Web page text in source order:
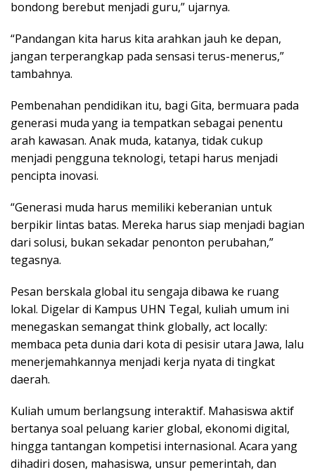
bondong berebut menjadi guru,” ujarnya.
“Pandangan kita harus kita arahkan jauh ke depan,
jangan terperangkap pada sensasi terus-menerus,”
tambahnya.
Pembenahan pendidikan itu, bagi Gita, bermuara pada
generasi muda yang ia tempatkan sebagai penentu
arah kawasan. Anak muda, katanya, tidak cukup
menjadi pengguna teknologi, tetapi harus menjadi
pencipta inovasi.
“Generasi muda harus memiliki keberanian untuk
berpikir lintas batas. Mereka harus siap menjadi bagian
dari solusi, bukan sekadar penonton perubahan,”
tegasnya.
Pesan berskala global itu sengaja dibawa ke ruang
lokal. Digelar di Kampus UHN Tegal, kuliah umum ini
menegaskan semangat think globally, act locally:
membaca peta dunia dari kota di pesisir utara Jawa, lalu
menerjemahkannya menjadi kerja nyata di tingkat
daerah.
Kuliah umum berlangsung interaktif. Mahasiswa aktif
bertanya soal peluang karier global, ekonomi digital,
hingga tantangan kompetisi internasional. Acara yang
dihadiri dosen, mahasiswa, unsur pemerintah, dan